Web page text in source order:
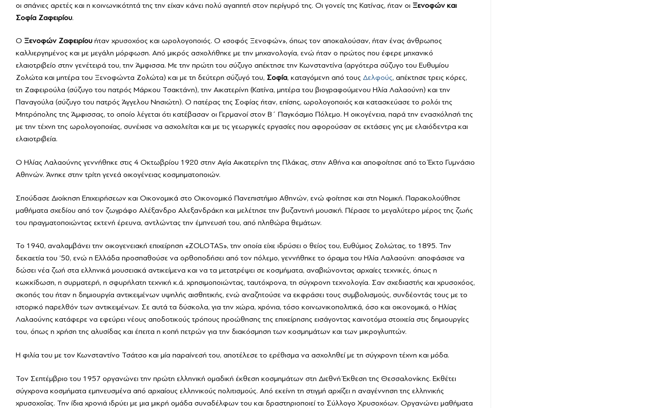
οι σπάνιες αρετές και η κοινωνικότητά της την είχαν κάνει πολύ αγαπητή στον περίγυρό της. Οι γονείς της Κατίνας, ήταν οι Ξενοφών και
Σοφία Ζαφειρίου.
Ο Ξενοφών Ζαφειρίου ήταν χρυσοχόος και ωρολογοποιός. Ο «σοφός Ξενοφών», όπως τον αποκαλούσαν, ήταν ένας άνθρωπος
καλλιεργημένος και με μεγάλη μόρφωση. Από μικρός ασχολήθηκε με την μηχανολογία, ενώ ήταν ο πρώτος που έφερε μηχανικό
ελαιοτριβείο στην γενέτειρά του, την Άμφισσα. Με την πρώτη του σύζυγο απέκτησε την Κωνσταντίνα (αργότερα σύζυγο του Ευθυμίου
Ζολώτα και μητέρα του Ξενοφώντα Ζολώτα) και με τη δεύτερη σύζυγό του, Σοφία, καταγόμενη από τους Δελφούς, απέκτησε τρεις κόρες,
τη Ζαφειρούλα (σύζυγο του πατρός Μάρκου Τσακτάνη), την Αικατερίνη (Κατίνα, μητέρα του βιογραφούμενου Ηλία Λαλαούνη) και την
Παναγούλα (σύζυγο του πατρός Άγγελου Νησιώτη). Ο πατέρας της Σοφίας ήταν, επίσης, ωρολογοποιός και κατασκεύασε το ρολόι της
Μητρόπολης της Άμφισσας, το οποίο λέγεται ότι κατέβασαν οι Γερμανοί στον B΄ Παγκόσμιο Πόλεμο. Η οικογένεια, παρά την ενασχόλησή της
με την τέχνη της ωρολογοποιίας, συνέχισε να ασχολείται και με τις γεωργικές εργασίες που αφορούσαν σε εκτάσεις γης με ελαιόδεντρα και
ελαιοτριβεία.
Ο Ηλίας Λαλαούνης γεννήθηκε στις 4 Οκτωβρίου 1920 στην Αγία Αικατερίνη της Πλάκας, στην Αθήνα και αποφοίτησε από το Έκτο Γυμνάσιο
Αθηνών. Άνηκε στην τρίτη γενεά οικογένειας κοσμηματοποιών.
Σπούδασε Διοίκηση Επιχειρήσεων και Οικονομικά στο Οικονομικό Πανεπιστήμιο Αθηνών, ενώ φοίτησε και στη Νομική. Παρακολούθησε
μαθήματα σχεδίου από τον ζωγράφο Αλέξανδρο Αλεξανδράκη και μελέτησε την βυζαντινή μουσική. Πέρασε το μεγαλύτερο μέρος της ζωής
του πραγματοποιώντας εκτενή έρευνα, αντλώντας την έμπνευσή του, από πληθώρα θεμάτων.
Το 1940, αναλαμβάνει την οικογενειακή επιχείρηση «ΖOLOTAS», την οποία είχε ιδρύσει ο θείος του, Ευθύμιος Ζολώτας, το 1895. Την
δεκαετία του ’50, ενώ η Ελλάδα προσπαθούσε να ορθοποδήσει από τον πόλεμο, γεννήθηκε το όραμα του Ηλία Λαλαούνη: αποφάσισε να
δώσει νέα ζωή στα ελληνικά μουσειακά αντικείμενα και να τα μετατρέψει σε κοσμήματα, αναβιώνοντας αρχαίες τεχνικές, όπως η
κωκκίδωση, η συρματερή, η σφυρήλατη τεχνική κ.ά. χρησιμοποιώντας, ταυτόχρονα, τη σύγχρονη τεχνολογία. Σαν σχεδιαστής και χρυσοχόος,
σκοπός του ήταν η δημιουργία αντικειμένων υψηλής αισθητικής, ενώ αναζητούσε να εκφράσει τους συμβολισμούς, συνδέοντάς τους με το
ιστορικό παρελθόν των αντικειμένων. Σε αυτά τα δύσκολα, για την χώρα, χρόνια, τόσο κοινωνικοπολιτικά, όσο και οικονομικά, ο Ηλίας
Λαλαούνης κατάφερε να εφεύρει νέους αποδοτικούς τρόπους προώθησης της επιχείρησης εισάγοντας καινοτόμα στοιχεία στις δημιουργίες
του, όπως η χρήση της αλυσίδας και έπειτα η κοπή πετρών για την διακόσμηση των κοσμημάτων και των μικρογλυπτών.
Η φιλία του με τον Κωνσταντίνο Τσάτσο και μία παραίνεσή του, αποτέλεσε το ερέθισμα να ασχοληθεί με τη σύγχρονη τέχνη και μόδα.
Τον Σεπτέμβριο του 1957 οργανώνει την πρώτη ελληνική ομαδική έκθεση κοσμημάτων στη Διεθνή Έκθεση της Θεσσαλονίκης. Εκθέτει
σύγχρονα κοσμήματα εμπνευσμένα από αρχαίους ελληνικούς πολιτισμούς. Από εκείνη τη στιγμή αρχίζει η αναγέννηση της ελληνικής
χρυσοχοΐας. Την ίδια χρονιά ιδρύει με μια μικρή ομάδα συναδέλφων του και δραστηριοποιεί το Σύλλογο Χρυσοχόων. Οργανώνει μαθήματα